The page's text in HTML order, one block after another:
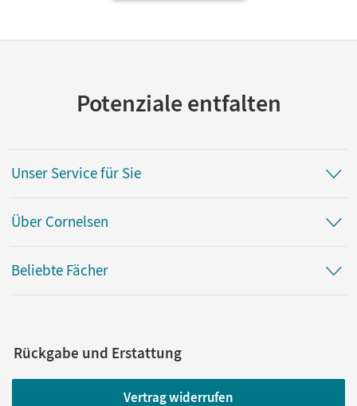
Potenziale entfalten
Unser Service für Sie
Über Cornelsen
Beliebte Fächer
Rückgabe und Erstattung
Vertrag widerrufen